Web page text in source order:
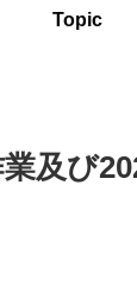
Topic
業及